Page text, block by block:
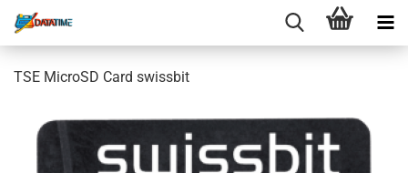
TSE MicroSD Card swissbit